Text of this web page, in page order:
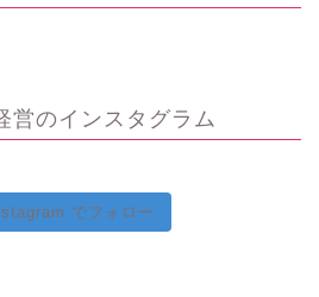
営のインスタグラム
でフォロー